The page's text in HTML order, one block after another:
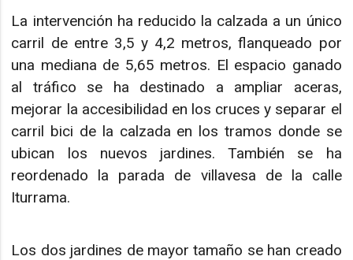
La intervención ha reducido la calzada a un único
carril de entre 3,5 y 4,2 metros, flanqueado por
una mediana de 5,65 metros. El espacio ganado
al tráfico se ha destinado a ampliar aceras,
mejorar la accesibilidad en los cruces y separar el
carril bici de la calzada en los tramos donde se
ubican los nuevos jardines. También se ha
reordenado la parada de villavesa de la calle
Iturrama.
Los dos jardines de mayor tamaño se han creado